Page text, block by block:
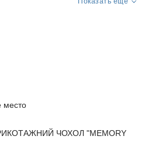
место
ЧОХОЛ "MEMORY